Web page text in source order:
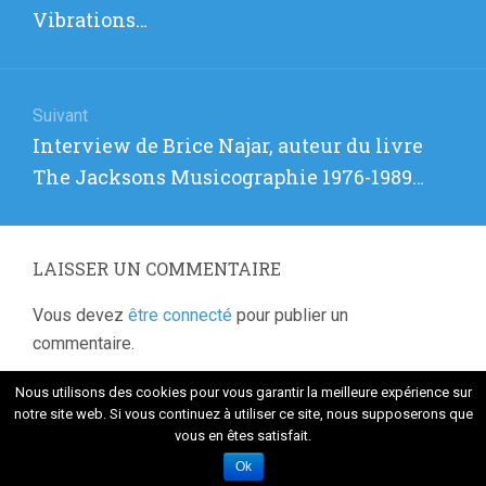
précédent
Vibrations…
Suivant
Article
suivant
Interview de Brice Najar, auteur du livre
The Jacksons Musicographie 1976-1989…
LAISSER UN COMMENTAIRE
Vous devez être connecté pour publier un
commentaire.
Nous utilisons des cookies pour vous garantir la meilleure expérience sur
notre site web. Si vous continuez à utiliser ce site, nous supposerons que
vous en êtes satisfait.
Ok